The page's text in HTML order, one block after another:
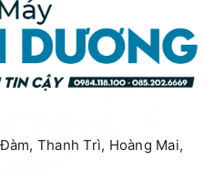
Thanh Trì, Hoàng Mai,